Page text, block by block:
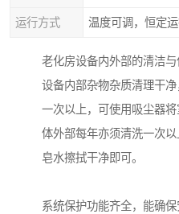
运行方式 温度可调，恒定
老化房设备内外部的清洁
设备内部杂物杂质清理干
一次以上，可使用吸尘器
体外部每年亦须清洗一次
皂水擦拭干净即可。
系统保护功能齐全，能确保